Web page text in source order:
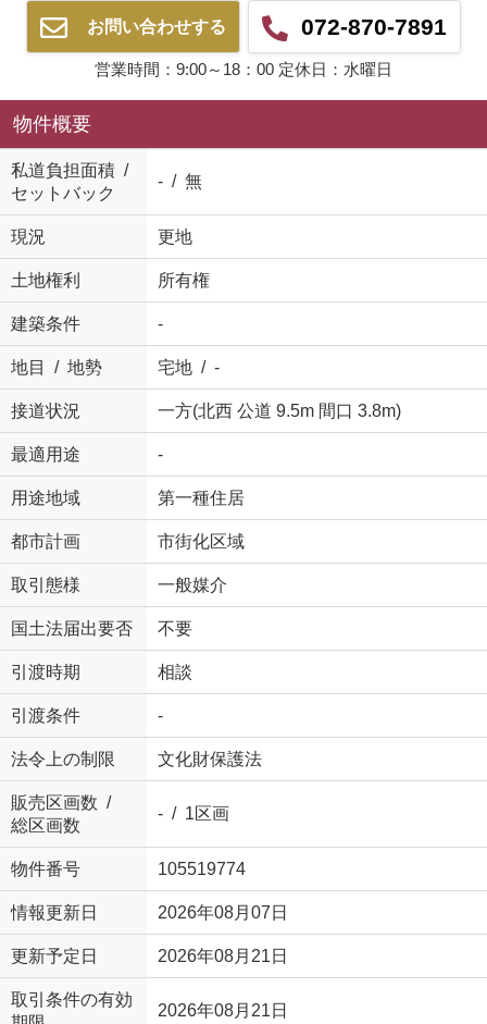
お問い合わせする 072-870-7891
営業時間：9:00～18：00 定休日：水曜日
物件概要
私道負担面積 /
セットバック
- / 無
現況 更地
土地権利 所有権
建築条件 -
地目 / 地勢 宅地 / -
接道状況 一方(北西 公道 9.5m 間口 3.8m)
最適用途 -
用途地域 第一種住居
都市計画 市街化区域
取引態様 一般媒介
国土法届出要否 不要
引渡時期 相談
引渡条件 -
法令上の制限 文化財保護法
販売区画数 /
総区画数
- / 1区画
物件番号 105519774
情報更新日 2026年08月07日
更新予定日 2026年08月21日
取引条件の有効
2026年08月21日